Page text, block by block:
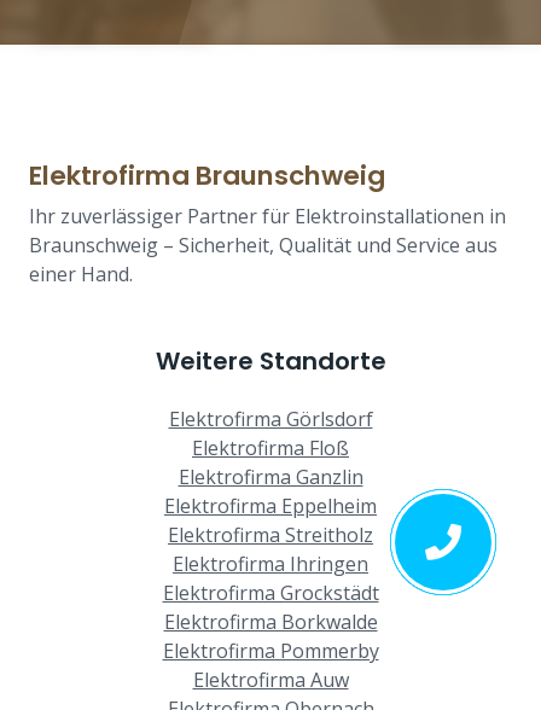
Elektrofirma Braunschweig
Ihr zuverlässiger Partner für Elektroinstallationen in
Braunschweig – Sicherheit, Qualität und Service aus
einer Hand.
Weitere Standorte
Elektrofirma Görlsdorf
Elektrofirma Floß
Elektrofirma Ganzlin
Elektrofirma Eppelheim
Elektrofirma Streitholz
Elektrofirma Ihringen
Elektrofirma Grockstädt
Elektrofirma Borkwalde
Elektrofirma Pommerby
Elektrofirma Auw